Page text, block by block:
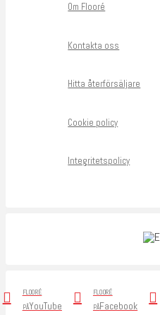
Om Flooré
Kontakta oss
Hitta återförsäljare
Cookie policy
Integritetspolicy
FLOORÉ
PÅYouTube
FLOORÉ
PÅFacebook